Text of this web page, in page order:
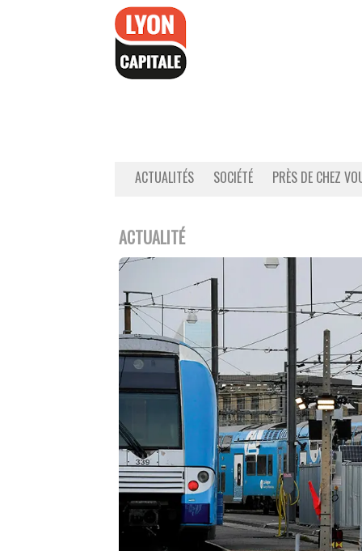
ACTUALITÉS SOCIÉTÉ PRÈS DE CHEZ
ACTUALITÉ